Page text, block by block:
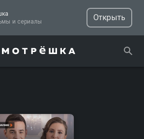
ТВ, фильмы и сериалы
Открыть